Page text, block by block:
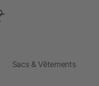
Sacs & Vêtements